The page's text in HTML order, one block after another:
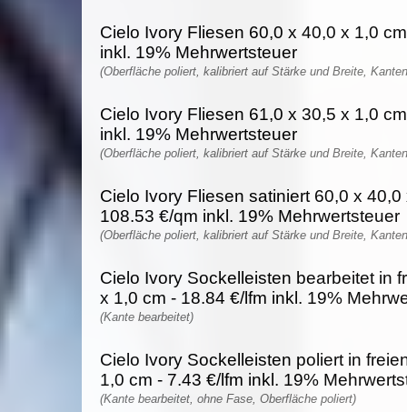
Cielo Ivory Fliesen 60,0 x 40,0 x 1,0
inkl. 19% Mehrwertsteuer
(Oberfläche poliert, kalibriert auf Stärke und Breite,
Cielo Ivory Fliesen 61,0 x 30,5 x 1,0
inkl. 19% Mehrwertsteuer
(Oberfläche poliert, kalibriert auf Stärke und Breite,
Cielo Ivory Fliesen satiniert 60,0 x 40,0
108.53 €/qm inkl. 19% Mehrwertsteuer
(Oberfläche poliert, kalibriert auf Stärke und Breite,
Cielo Ivory Sockelleisten bearbeitet in
x 1,0 cm - 18.84 €/lfm inkl. 19%
(Kante bearbeitet)
Cielo Ivory Sockelleisten poliert in
1,0 cm - 7.43 €/lfm inkl. 19%
(Kante bearbeitet, ohne Fase, Oberfläche poliert)